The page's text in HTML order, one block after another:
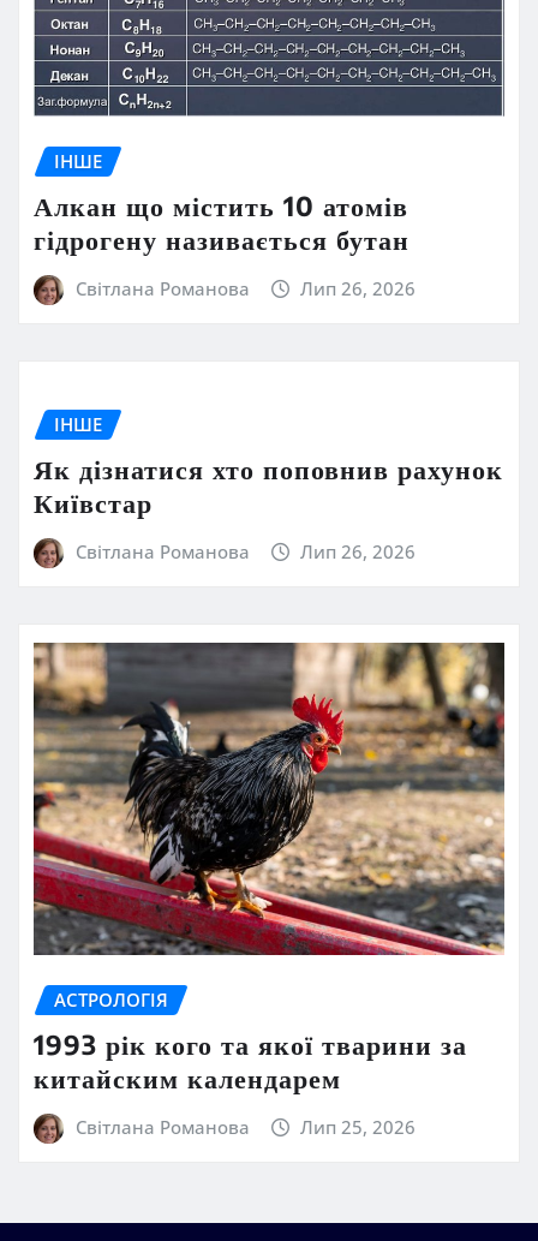
ІНШЕ
Алкан що містить 10 атомів
гідрогену називається бутан
Світлана Романова Лип 26, 2026
ІНШЕ
Як дізнатися хто поповнив рахунок
Київстар
Світлана Романова Лип 26, 2026
АСТРОЛОГІЯ
1993 рік кого та якої тварини за
китайским календарем
Світлана Романова Лип 25, 2026